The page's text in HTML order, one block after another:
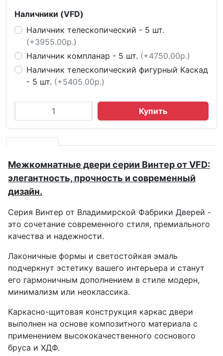
Наличники (VFD)
Наличник телескопический - 5 шт.
(+3955.00р.)
Наличник компланар - 5 шт. (+4750.00р.)
Наличник телескопический фигурный Каскад
- 5 шт. (+5405.00р.)
Купить
Межкомнатные двери серии Винтер от VFD:
элегантность, прочность и современный
дизайн.
Серия Винтер от Владимирской Фабрики Дверей -
это сочетание современного стиля, премиального
качества и надежности.
Лаконичные формы и светостойкая эмаль
подчеркнут эстетику вашего интерьера и станут
его гармоничным дополнением в стиле модерн,
минимализм или неоклассика.
Каркасно-щитовая конструкция каркас двери
выполнен на основе композитного материала с
применением высококачественного соснового
бруса и ХДФ.